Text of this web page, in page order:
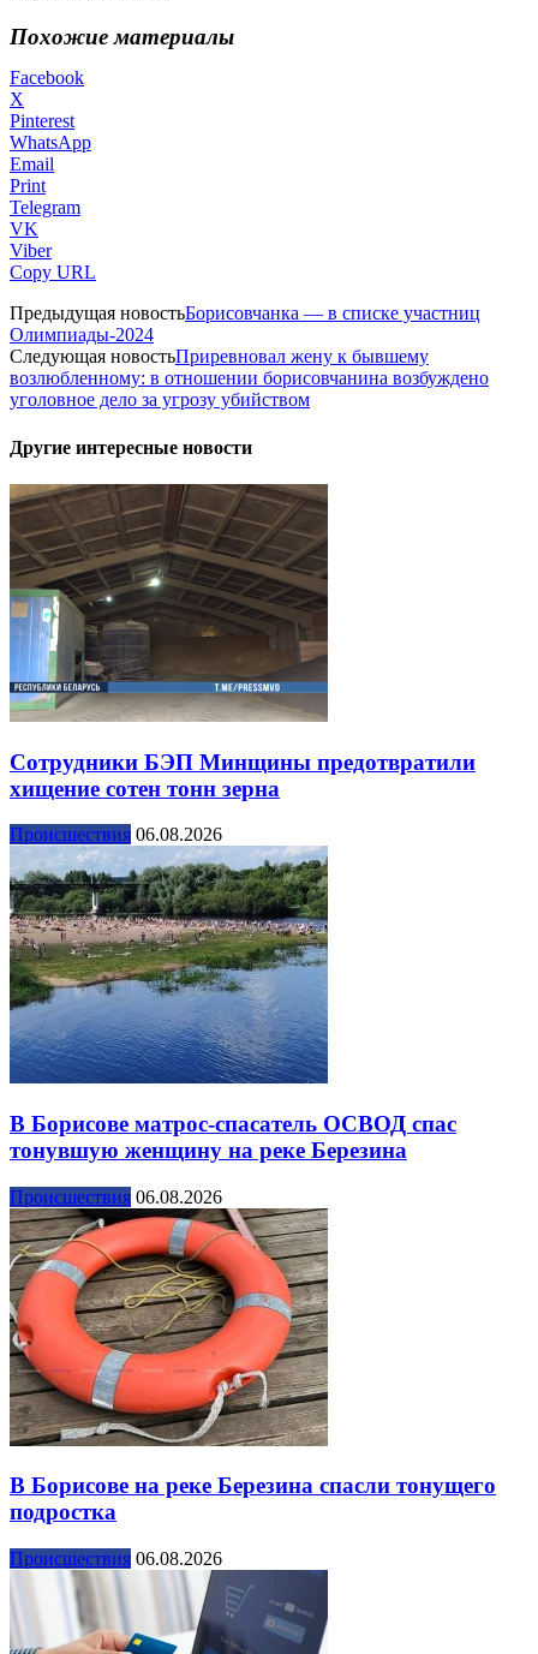
Похожие материалы
Facebook
X
Pinterest
WhatsApp
Email
Print
Telegram
VK
Viber
Copy URL
Предыдущая новостьБорисовчанка — в списке участниц
Олимпиады-2024
Следующая новостьПриревновал жену к бывшему
возлюбленному: в отношении борисовчанина возбуждено
уголовное дело за угрозу убийством
Другие интересные новости
Сотрудники БЭП Минщины предотвратили
хищение сотен тонн зерна
Происшествия 06.08.2026
В Борисове матрос-спасатель ОСВОД спас
тонувшую женщину на реке Березина
Происшествия 06.08.2026
В Борисове на реке Березина спасли тонущего
подростка
Происшествия 06.08.2026